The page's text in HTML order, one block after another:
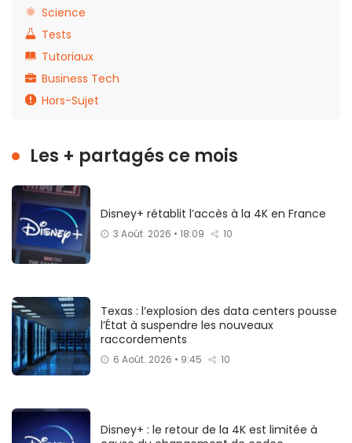
Science
Tests
Tutoriaux
Business Tech
Hors-Sujet
Les + partagés ce mois
Disney+ rétablit l’accès à la 4K en France
3 Août. 2026 • 18:09 10
Texas : l’explosion des data centers pousse
l’État à suspendre les nouveaux
raccordements
6 Août. 2026 • 9:45 10
Disney+ : le retour de la 4K est limitée à